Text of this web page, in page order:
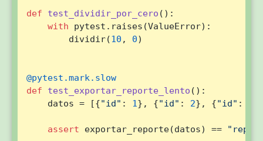
def test_dividir_por_cero ():
with pytest.raises(ValueError):
        dividir(
10 , 0)
@pytest.mark.slow
def
test_exportar_reporte_lento ():
    datos = [{
"id" : 1 }, {"id" : 2}, {"id" :
assert exportar_reporte(datos) ==